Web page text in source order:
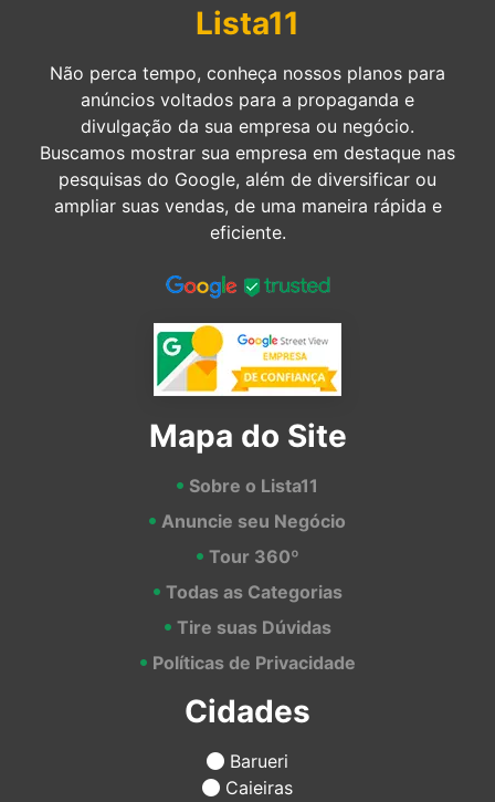
Lista11
Não perca tempo, conheça nossos planos para
anúncios voltados para a propaganda e
divulgação da sua empresa ou negócio.
Buscamos mostrar sua empresa em destaque nas
pesquisas do Google, além de diversificar ou
ampliar suas vendas, de uma maneira rápida e
eficiente.
Mapa do Site
Sobre o Lista11
Anuncie seu Negócio
Tour 360º
Todas as Categorias
Tire suas Dúvidas
Políticas de Privacidade
Cidades
Barueri
Caieiras